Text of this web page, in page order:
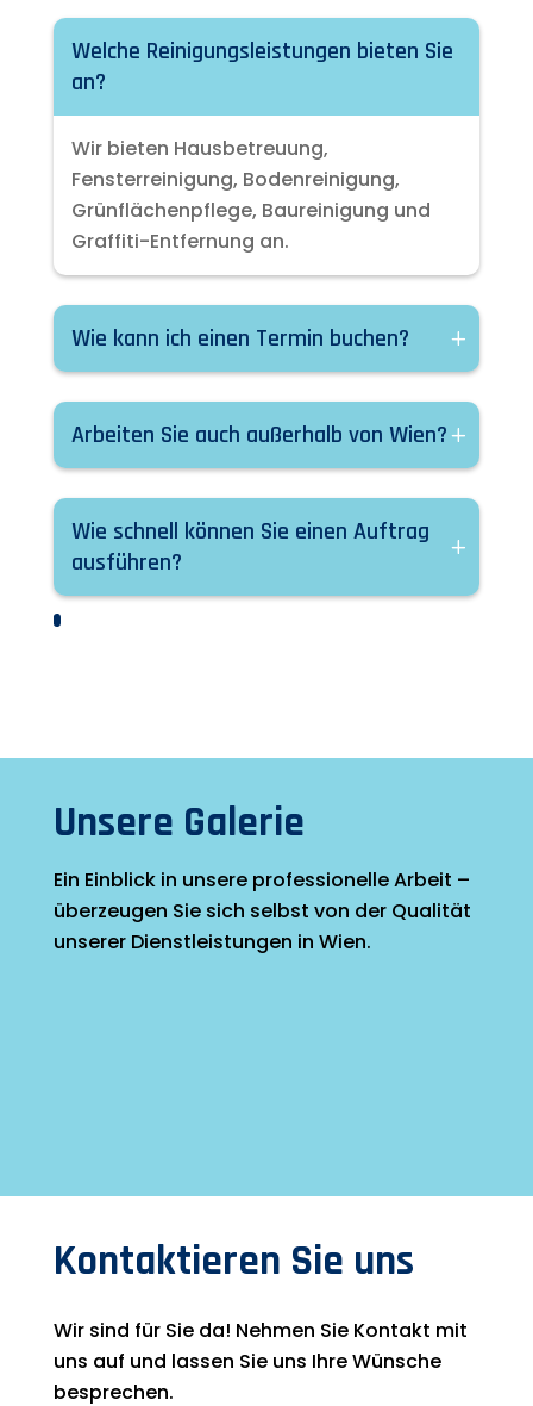
Welche Reinigungsleistungen bieten Sie
an?
Wir bieten Hausbetreuung,
Fensterreinigung, Bodenreinigung,
Grünflächenpflege, Baureinigung und
Graffiti-Entfernung an.
Wie kann ich einen Termin buchen?
Arbeiten Sie auch außerhalb von Wien?
Wie schnell können Sie einen Auftrag
ausführen?
Unsere Galerie
Ein Einblick in unsere professionelle Arbeit –
überzeugen Sie sich selbst von der Qualität
unserer Dienstleistungen in Wien.
Kontaktieren Sie uns
Wir sind für Sie da! Nehmen Sie Kontakt mit
uns auf und lassen Sie uns Ihre Wünsche
besprechen.